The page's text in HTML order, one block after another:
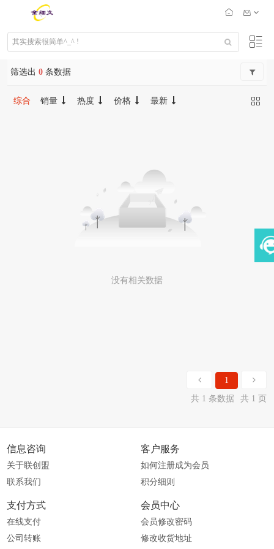
筛选出 0 条数据
综合 销量 热度 价格 最新
没有相关数据
1
共 1 条数据
共 1 页
信息咨询
关于联创盟
联系我们
客户服务
如何注册成为会员
积分细则
支付方式
在线支付
公司转账
会员中心
会员修改密码
修改收货地址